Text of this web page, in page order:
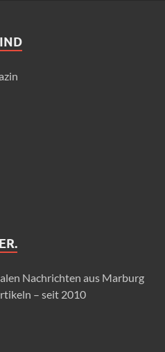
Nachrichten aus Marburg
– seit 2010